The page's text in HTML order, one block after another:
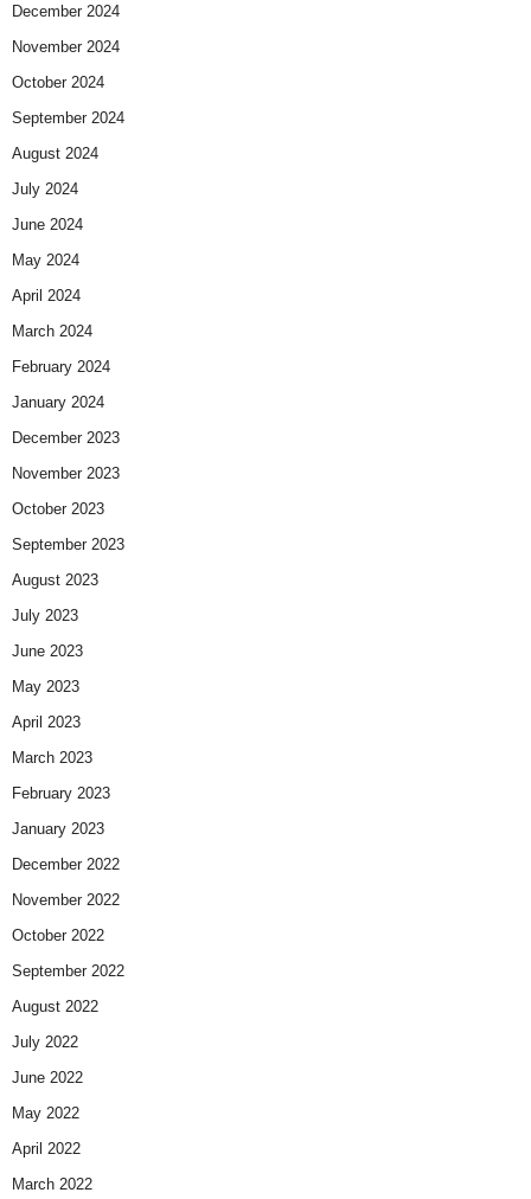
December 2024
November 2024
October 2024
September 2024
August 2024
July 2024
June 2024
May 2024
April 2024
March 2024
February 2024
January 2024
December 2023
November 2023
October 2023
September 2023
August 2023
July 2023
June 2023
May 2023
April 2023
March 2023
February 2023
January 2023
December 2022
November 2022
October 2022
September 2022
August 2022
July 2022
June 2022
May 2022
April 2022
March 2022